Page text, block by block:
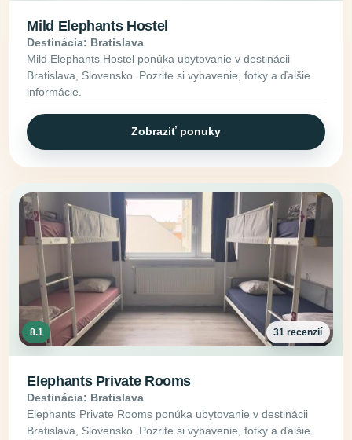
Mild Elephants Hostel
Destinácia: Bratislava
Mild Elephants Hostel ponúka ubytovanie v destinácii
Bratislava, Slovensko. Pozrite si vybavenie, fotky a ďalšie
informácie.
Zobraziť ponuky
8.1 31 recenzií
Elephants Private Rooms
Destinácia: Bratislava
Elephants Private Rooms ponúka ubytovanie v destinácii
Bratislava, Slovensko. Pozrite si vybavenie, fotky a ďalšie